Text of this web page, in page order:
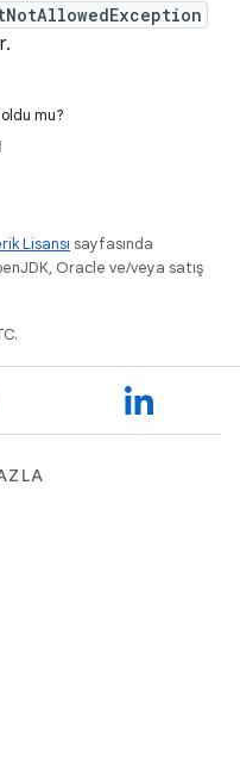
mu?
Lisansı sayfasında
Oracle ve/veya satış